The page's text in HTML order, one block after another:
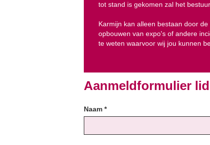
tot stand is gekomen zal het
Karmijn kan alleen bestaan door
opbouwen van expo's of andere
te weten waarvoor wij jou kunnen
Aanmeldformulier
Naam *